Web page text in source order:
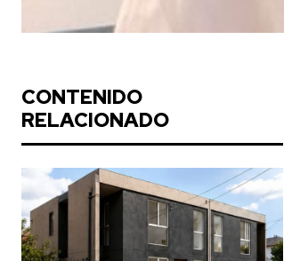
CONTENIDO
RELACIONADO